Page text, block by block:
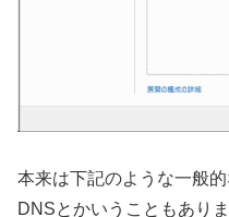
本来は下記のような一般
DNSとかいうこともあり